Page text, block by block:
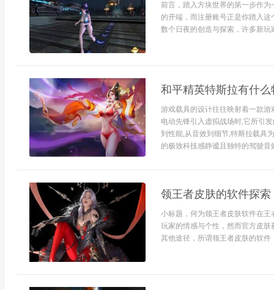
前言，踏入方块世界的第一步作
的开端，而注册账号正是你踏入
数个日夜的创造与探索，许多新
和平精英特斯拉有什
游戏载具的设计往往映射着一款
电动先锋引入虚拟战场时,它所引
到性能,从音效到细节,特斯拉载具
的极致科技感静谧且独特的驾驶
领王者皮肤的软件探
小标题，何为领王者皮肤软件在
玩家的情感与个性，然而官方皮
其他途径，所谓领王者皮肤的软件